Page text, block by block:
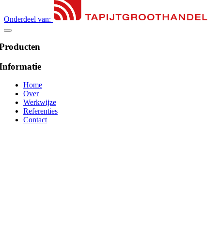
Onderdeel van:
Home
Over
Werkwijze
Referenties
Contact